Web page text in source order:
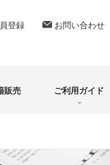
登録 お問い合わせ
販売 ご利用ガイド
再受講について